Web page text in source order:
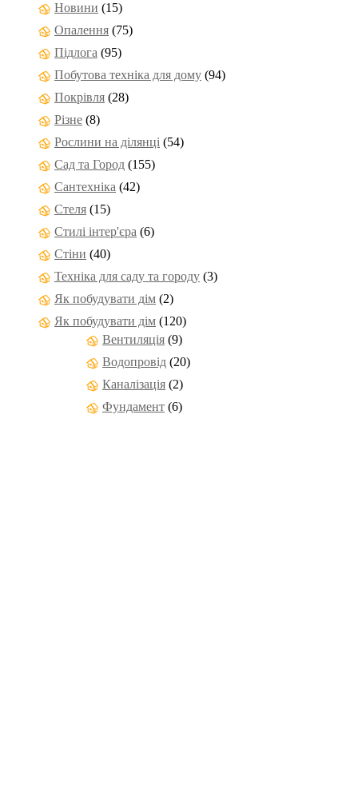
Новини (15)
Опалення (75)
Підлога (95)
Побутова техніка для дому (94)
Покрівля (28)
Різне (8)
Рослини на ділянці (54)
Сад та Город (155)
Сантехніка (42)
Стеля (15)
Стилі інтер'єра (6)
Стіни (40)
Техніка для саду та городу (3)
Як побудувати дім (2)
Як побудувати дім (120)
Вентиляція (9)
Водопровід (20)
Каналізація (2)
Фундамент (6)